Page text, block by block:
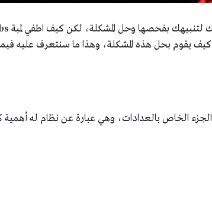
يقوم بحل هذه المشكلة، وهذا ما سنتعرف عليه
الجزء الخاص بالعدادات، وهي عبارة عن نظام له أهمية